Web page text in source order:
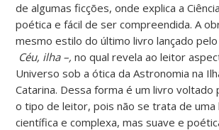
de algumas ficções, onde explica a
poética e fácil de ser compreendida. A
mesmo estilo do último livro lançado
Céu, ilha –,no qual revela ao leitor
Universo sob a ótica da Astronomia na
Catarina. Dessa forma é um livro voltado
o tipo de leitor, pois não se trata de uma
científica e complexa, mas suave e